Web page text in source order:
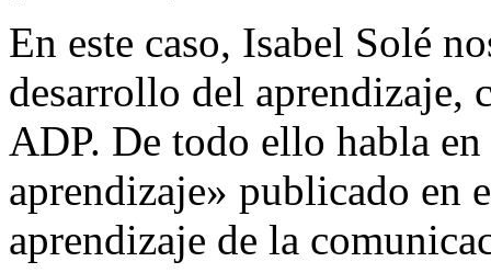
En este caso, Isabel Solé
desarrollo del aprendizaje,
ADP. De todo ello habla
aprendizaje» publicado en
aprendizaje de la